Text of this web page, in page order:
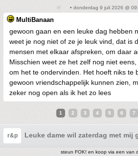
• donderdag 9 juli 2026 @
MultiBanaan
gewoon gaan en een leuke dag hebben
weet je nog niet of ze je leuk vind, dat is
mensen met elkaar afspreken, om daar
Misschien weet ze het zelf nog niet
om het te ondervinden. Het hoeft niks te
gewoon vriendschappelijk kunnen zien,
zeker nog open als ik het zo lees
1 2 3 4 5 6 7
r&p Leuke dame wil zaterdag met mij
steun FOK! en koop via een van